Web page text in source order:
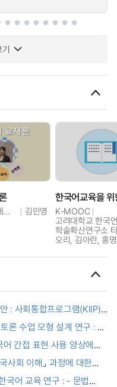
기
한국외국어대학교 김민영
K-MOOC
고려대학교 한국
학술확산연구소
오리, 김아란, 홍
: 사회통합프로그램(KIIP)
culture education plan
the KIIP 5th step
론 수업 모형 설계 연구 : -
on the Design of
fifth stage of the
Program) : Focusing
간접 표현 사용 양상에
A Study on the Use of
Uzbek Learners of
사회 이해⌟ 과정에 대한
국어 교육 연구 : - 문법